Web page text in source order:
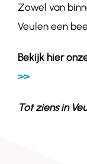
Zowel van
Veulen een
Bekijk hier
>>
Tot ziens in